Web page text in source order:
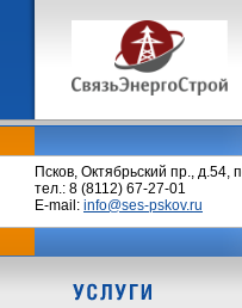
Псков, Октябрьский пр., д.54,
тел.: 8 (8112) 67-27-01
E-mail: info@ses-pskov.ru